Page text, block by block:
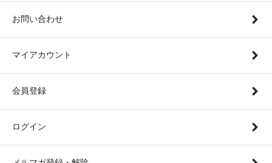
お問い合わせ
マイアカウント
会員登録
ログイン